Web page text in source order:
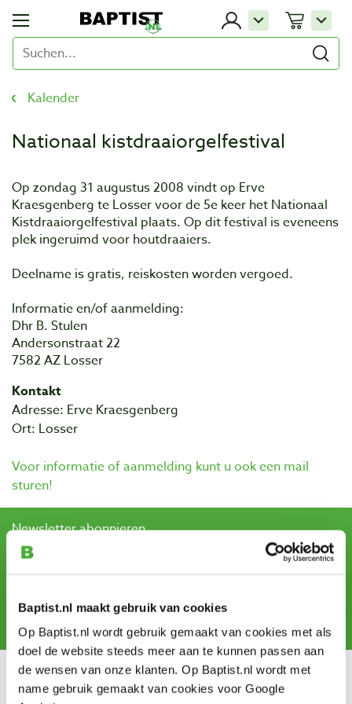
Baptist.nl maakt gebruik van cookies
Op Baptist.nl wordt gebruik gemaakt van cookies met als
doel de website steeds meer aan te kunnen passen aan
de wensen van onze klanten. Op Baptist.nl wordt met
name gebruik gemaakt van cookies voor Google
Kalender
Nationaal kistdraaiorgelfestival
Op zondag 31 augustus 2008 vindt op Erve
Kraesgenberg te Losser voor de 5e keer het Nationaal
Kistdraaiorgelfestival plaats. Op dit festival is eveneens
plek ingeruimd voor houtdraaiers.
Deelname is gratis, reiskosten worden vergoed.
Informatie en/of aanmelding:
Dhr B. Stulen
Andersonstraat 22
7582 AZ Losser
Kontakt
Adresse: Erve Kraesgenberg
Ort: Losser
Voor informatie of aanmelding kunt u ook een mail
sturen!
Newsletter abonnieren
und erhalten Sie Angebote, neue Produkte und Tipps.
Abonnieren
Kundendienst